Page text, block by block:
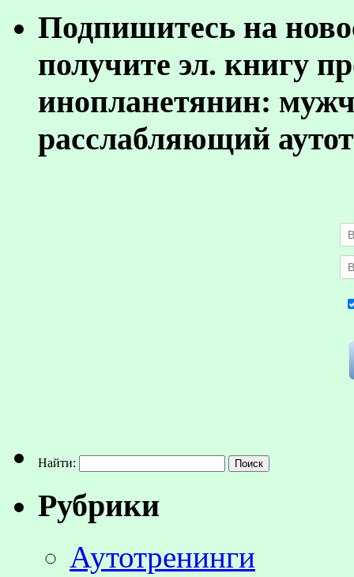
Подпишитесь на
получите эл. книгу
инопланетянин:
расслабляющий
Найти:
Рубрики
Аутотренинги